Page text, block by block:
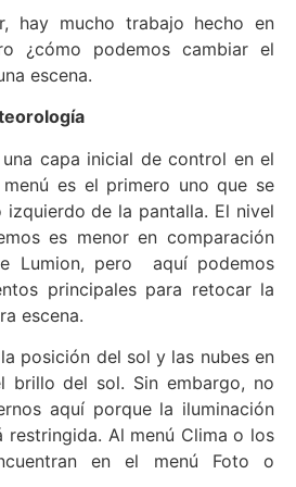
hay mucho trabajo hecho en
¿cómo podemos cambiar el
escena.
capa inicial de control en el
es el primero uno que se
izquierdo de la pantalla. El nivel
es menor en comparación
Lumion, pero aquí podemos
principales para retocar la
escena.
posición del sol y las nubes en
brillo del sol. Sin embargo, no
aquí porque la iluminación
restringida. Al menú Clima o los
en el menú Foto o